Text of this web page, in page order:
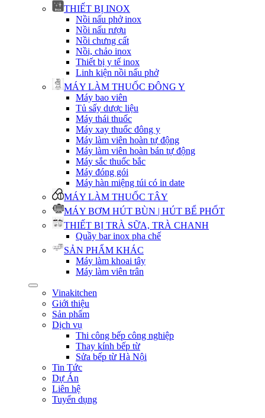
THIẾT BỊ INOX
Nồi nấu phở inox
Nồi nấu rượu
Nồi chưng cất
Nồi, chảo inox
Thiết bị y tế inox
Linh kiện nồi nấu phở
MÁY LÀM THUỐC ĐÔNG Y
Máy bao viên
Tủ sấy dược liệu
Máy thái thuốc
Máy xay thuốc đông y
Máy làm viên hoàn tự động
Máy làm viên hoàn bán tự động
Máy sắc thuốc bắc
Máy đóng gói
Máy hàn miệng túi có in date
MÁY LÀM THUỐC TÂY
MÁY BƠM HÚT BÙN | HÚT BỂ PHỐT
THIẾT BỊ TRÀ SỮA, TRÀ CHANH
Quầy bar inox pha chế
SẢN PHẨM KHÁC
Máy làm khoai tây
Máy làm viên trân
Vinakitchen
Giới thiệu
Sản phẩm
Dịch vụ
Thi công bếp công nghiệp
Thay kính bếp từ
Sửa bếp từ Hà Nội
Tin Tức
Dự Án
Liên hệ
Tuyển dụng